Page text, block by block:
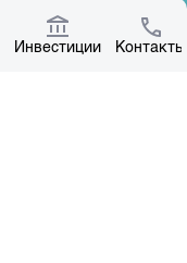
Инвестиции Контакты